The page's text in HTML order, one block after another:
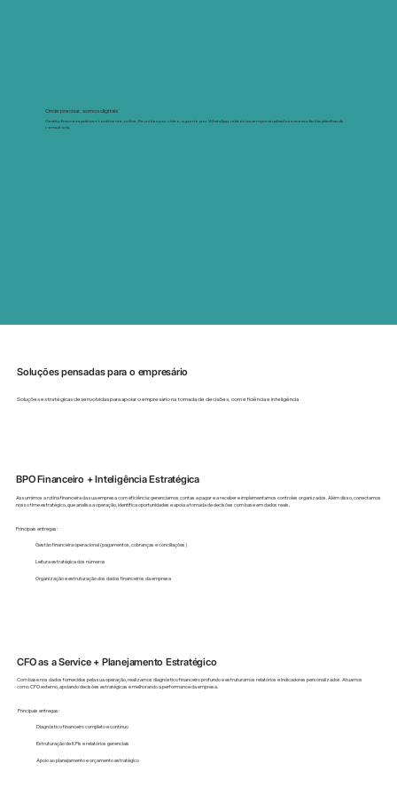
Soluções pensadas para o empresário
Soluções estratégicas desenvolvidas para apoiar o empresário na tomada de decisões, com eficiência e inteligência
BPO Financeiro + Inteligência Estratégica
Assumimos a rotina financeira da sua empresa com eficiência: gerenciamos contas a pagar e a receber e implementamos controles organizados. Além disso, conectamos
nosso time estratégico, que analisa a operação, identifica oportunidades e apoia a tomada de decisões com base em dados reais.
Principais entregas:
Gestão financeira operacional (pagamentos, cobranças e conciliações)
Leitura estratégica dos números
Organização e estruturação dos dados financeiros da empresa
CFO as a Service + Planejamento Estratégico
Com base nos dados fornecidos pela sua operação, realizamos diagnóstico financeiro profundo e estruturamos relatórios e indicadores personalizados. Atuamos
como CFO externo, apoiando decisões estratégicas e melhorando a performance da empresa.
Principais entregas:
Diagnóstico financeiro completo e contínuo
Estruturação de KPIs e relatórios gerenciais
Apoio ao planejamento e orçamento estratégico
Onde precisar, somos digitais
Gestão financeira prática e totalmente online. Reuniões por vídeo, suporte por WhatsApp, relatórios sempre atualizados e acesso fácil às planilhas da
consultoria.